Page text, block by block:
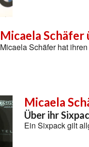
Micaela Schäfer
Micaela Schäfer hat
Micaela
Über ihr
Ein Sixpack gilt